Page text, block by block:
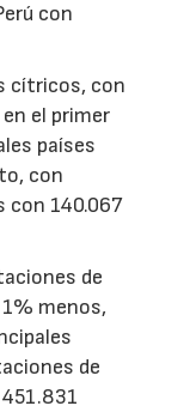
con
cítricos, con
el primer
países
con
con 140.067
de
menos,
de